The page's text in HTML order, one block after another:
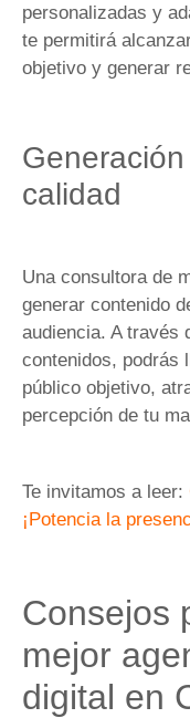
personalizadas y
te permitirá
objetivo y generar
calidad
Una consultora de
generar contenido
audiencia. A través
contenidos, podrás
público objetivo,
percepción de tu
Te invitamos a leer:
¡Potencia la
Consejos
mejor
digital en